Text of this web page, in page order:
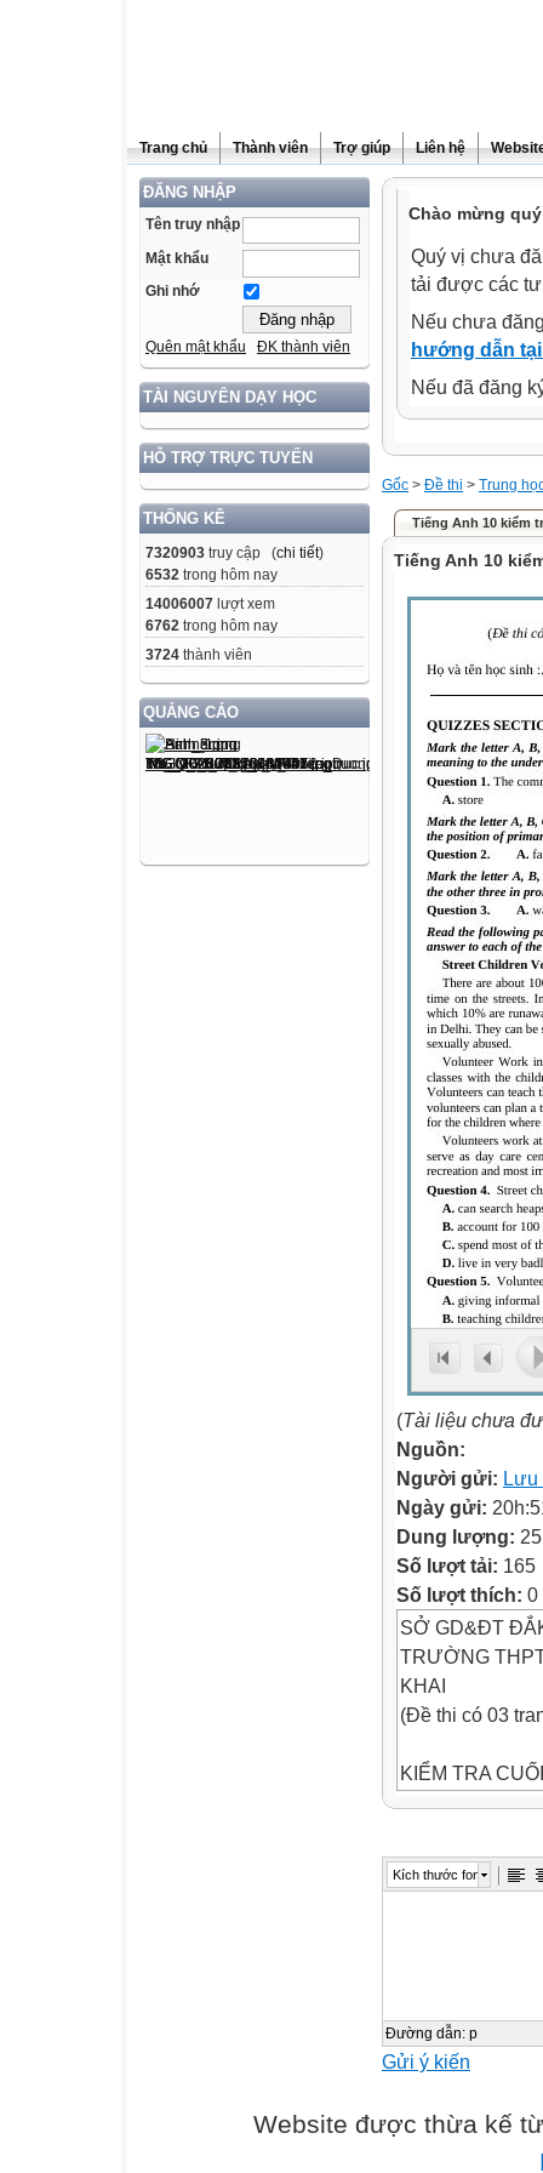
Trang chủ Thành viên Trợ giúp Liên hệ
ĐĂNG NHẬP
Tên truy nhập
Mật khẩu
Ghi nhớ
Quên mật khẩu ĐK thành viên
TÀI NGUYÊN DẠY HỌC
HỖ TRỢ TRỰC TUYẾN
THỐNG KÊ
7320903 truy cập (chi tiết)
6532 trong hôm nay
14006007 lượt xem
6762 trong hôm nay
3724 thành viên
QUẢNG CÁO
Chào mừng
Quý vị chưa
tải được các
Nếu chưa
hướng dẫn
Nếu đã đăng
Gốc > Đề thi > Trung
Tiếng Anh 10 kiểm
Tiếng Anh 10
(Tài liệu chưa
Nguồn:
Người gửi: Lưu
Ngày gửi:
Dung lượng:
Số lượt tải: 165
Số lượt thích: 0
SỞ GD&ĐT
TRƯỜNG
KHAI
(Đề thi có 03
KIỂM TRA
Thời gian làm
(không kể thời
QUIZZES
Mark the letter
meaning to the
Kích thước font
Đường dẫn: p
Gửi ý kiến
Website được thừa kế